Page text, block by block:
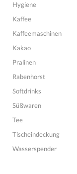
Hygiene
Kaffee
Kaffeemaschinen
Kakao
Pralinen
Rabenhorst
Softdrinks
Süßwaren
Tee
Tischeindeckung
Wasserspender